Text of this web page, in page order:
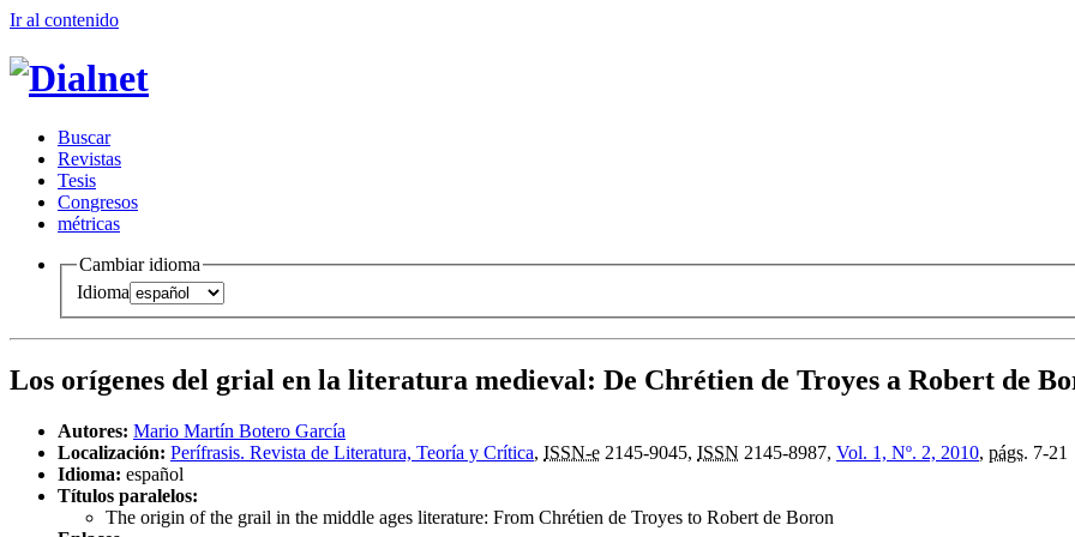
Ir al contenido
Buscar
Revistas
Tesis
Congresos
métricas
Cambiar idioma
Idioma
Los orígenes del grial en la literatura medieval: De Chrétien de Troyes a Robert de
Autores: Mario Martín Botero García
Localización: Perífrasis. Revista de Literatura, Teoría y Crítica, ISSN-e 2145-9045, ISSN 2145-8987, Vol. 1, Nº. 2, 2010, págs. 7-21
Idioma: español
Títulos paralelos:
The origin of the grail in the middle ages literature: From Chrétien de Troyes to Robert de Boron